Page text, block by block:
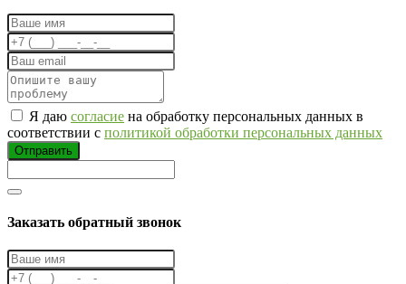
Я даю согласие на обработку персональных данных в
соответствии с политикой обработки персональных данных
Отправить
Заказать обратный звонок